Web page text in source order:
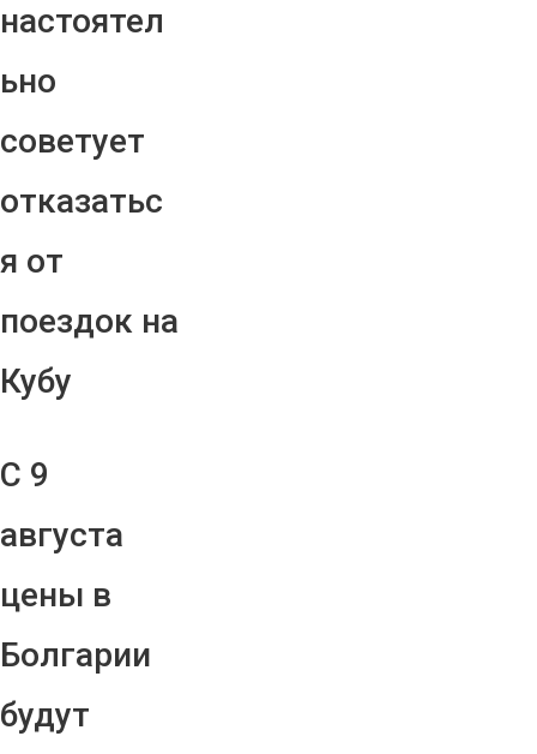
настоятел
ьно
советует
отказатьс
я от
поездок на
Кубу
С 9
августа
цены в
Болгарии
будут